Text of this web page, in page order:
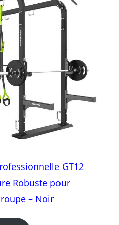
GT12
Robuste pour
– Noir